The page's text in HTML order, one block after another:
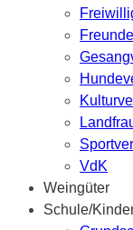
VdK
Weingüter
Schule/